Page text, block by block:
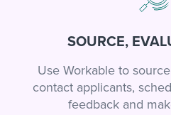
SOURCE,
Use Workable to
contact applicants,
feedback and